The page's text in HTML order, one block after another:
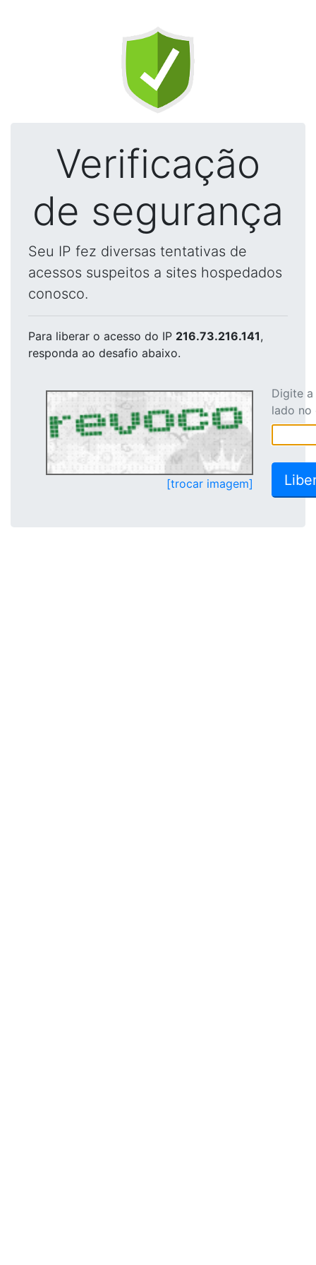
Verificação
de segurança
Seu IP fez diversas tentativas de
acessos suspeitos a sites hospedados
conosco.
Para liberar o acesso do IP 216.73.216.141,
responda ao desafio abaixo.
[trocar imagem]
Digite
lado no